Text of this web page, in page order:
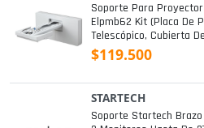
Soporte Para
Elpmb62 Kit (placa De
Telescópico, Cubierta
Unidad De Ajuste De 3
Deslizamiento) P/n
$119.500
STARTECH
Soporte Startech